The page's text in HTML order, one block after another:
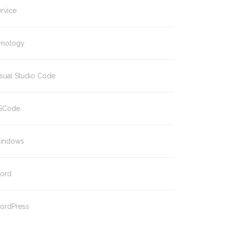
Studio Code